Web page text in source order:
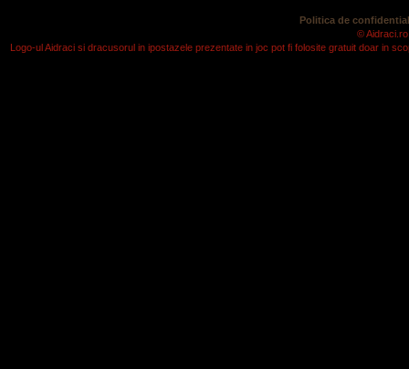
Politica de
©
Logo-ul Aidraci si dracusorul in ipostazele prezentate in joc pot fi folosite gratuit doar in